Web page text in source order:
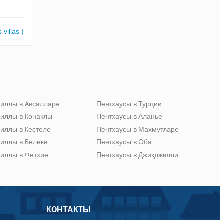
villas )
в Авсалларе
в Конаклы
в Кестеле
в Белеке
в Фетхие
Пентхаусы в Турции
Пентхаусы в Аланье
Пентхаусы в Махмутларе
Пентхаусы в Оба
Пентхаусы в Джикджилли
КОНТАКТЫ